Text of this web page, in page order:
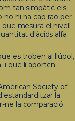
tan simpàtic els
no hi ha cap raó per
mesura el nivell
d'àcids alfa
es troben al llúpol,
i que li aporten
Society of
la
ne la comparació